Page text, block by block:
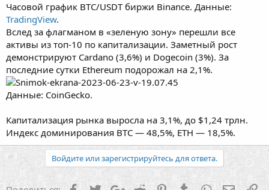
Часовой график BTC/USDT биржи Binance. Данные:
TradingView.
Вслед за флагманом в «зеленую зону» перешли все
активы из топ-10 по капитализации. Заметный рост
демонстрируют Cardano (3,6%) и Dogecoin (3%). За
последние сутки Ethereum подорожал на 2,1%.
Данные: CoinGecko.
Капитализация рынка выросла на 3,1%, до $1,24 трлн.
Индекс доминирования BTC — 48,5%, ETH — 18,5%.
Войдите или зарегистрируйтесь для ответа.